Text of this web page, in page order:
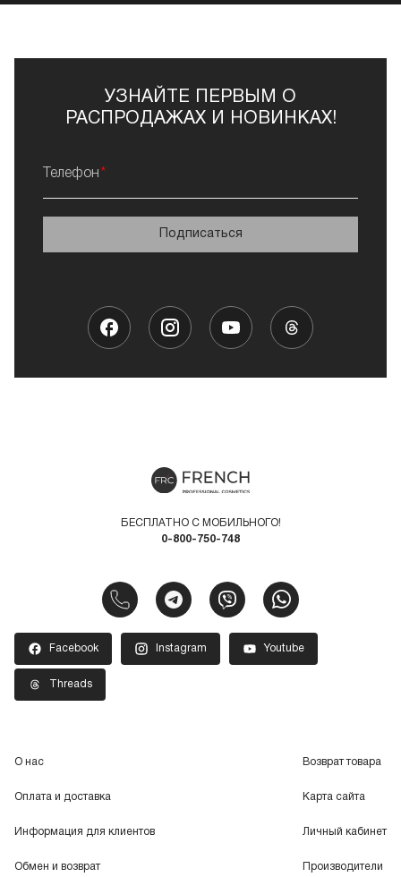
УЗНАЙТЕ ПЕРВЫМ О
РАСПРОДАЖАХ И НОВИНКАХ!
Телефон
Подписаться
БЕСПЛАТНО С МОБИЛЬНОГО!
0-800-750-748
Facebook Instagram Youtube
Threads
О нас
Оплата и доставка
Информация для клиентов
Обмен и возврат
Возврат товара
Карта сайта
Личный кабинет
Производители